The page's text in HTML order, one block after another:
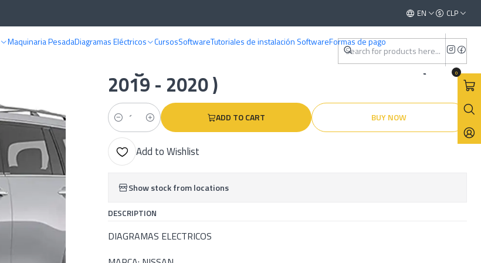
Maquinaria PesadaDiagramas Eléctricos CursosSoftwareTutoriales de instalación SoftwareFormas de pago
0
EN CLP
Diagramas Electricos - Nissan Armada (
2019 - 2020 )
Quantity
ADD TO CART BUY NOW
Add to Wishlist
Show stock from locations
DESCRIPTION
DIAGRAMAS ELECTRICOS